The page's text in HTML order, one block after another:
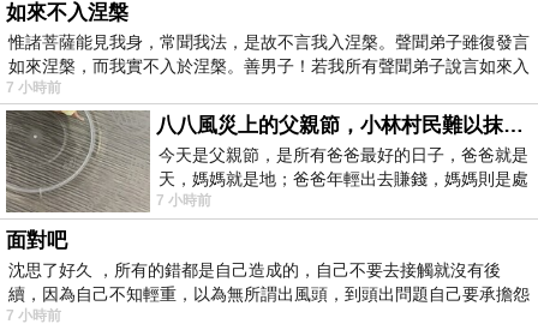
如來不入涅槃
惟諸菩薩能見我身，常聞我法，是故不言我入涅槃。聲聞弟子雖復發言
如來涅槃，而我實不入於涅槃。善男子！若我所有聲聞弟子說言如來入
7 小時前
八八風災上的父親節，小林村民難以抹滅的痛
今天是父親節，是所有爸爸最好的日子，爸爸就是
天，媽媽就是地；爸爸年輕出去賺錢，媽媽則是處
理家務，職業不分高低貴賤，只有人品才
7 小時前
面對吧
沈思了好久 ，所有的錯都是自己造成的，自己不要去接觸就沒有後
續，因為自己不知輕重，以為無所謂出風頭，到頭出問題自己要承擔怨
不
7 小時前